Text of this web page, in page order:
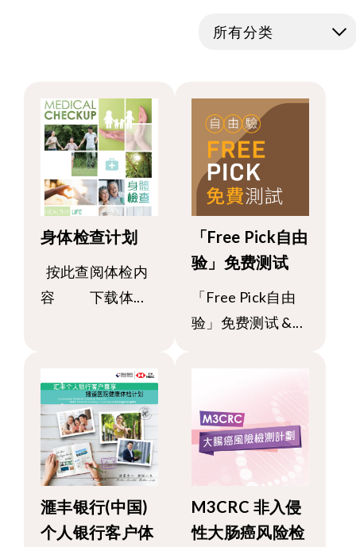
所有分类
身体检查计划
按此查阅体检内
容 下载体...
「Free Pick自由
验」免费测试
「Free Pick自由
验」免费测试 &...
滙丰银行(中国)
个人银行客户体
M3CRC 非入侵
性大肠癌风险检